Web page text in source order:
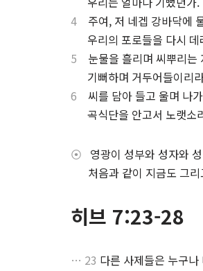
4 주여, 저 네겝 강바닥에
우리의 포로들을 다시
5 눈물을 흘리며 씨뿌리는
기뻐하며 거두어들이리
6 씨를 담아 들고 울며 나
곡식단을 안고서 노랫소
⦿ 영광이 성부와 성자와
처음과 같이 지금도 그
히브 7:23-28
… 23 다른 사제들은 누구